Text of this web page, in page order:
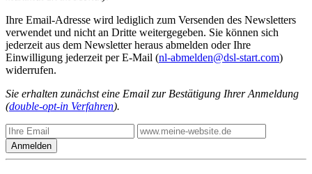
Ihre Email-Adresse wird lediglich zum Versenden des Newsletters
verwendet und nicht an Dritte weitergegeben. Sie können sich
jederzeit aus dem Newsletter heraus abmelden oder Ihre
Einwilligung jederzeit per E-Mail (nl-abmelden@dsl-start.com)
widerrufen.
Sie erhalten zunächst eine Email zur Bestätigung Ihrer Anmeldung
(double-opt-in Verfahren).
Anmelden